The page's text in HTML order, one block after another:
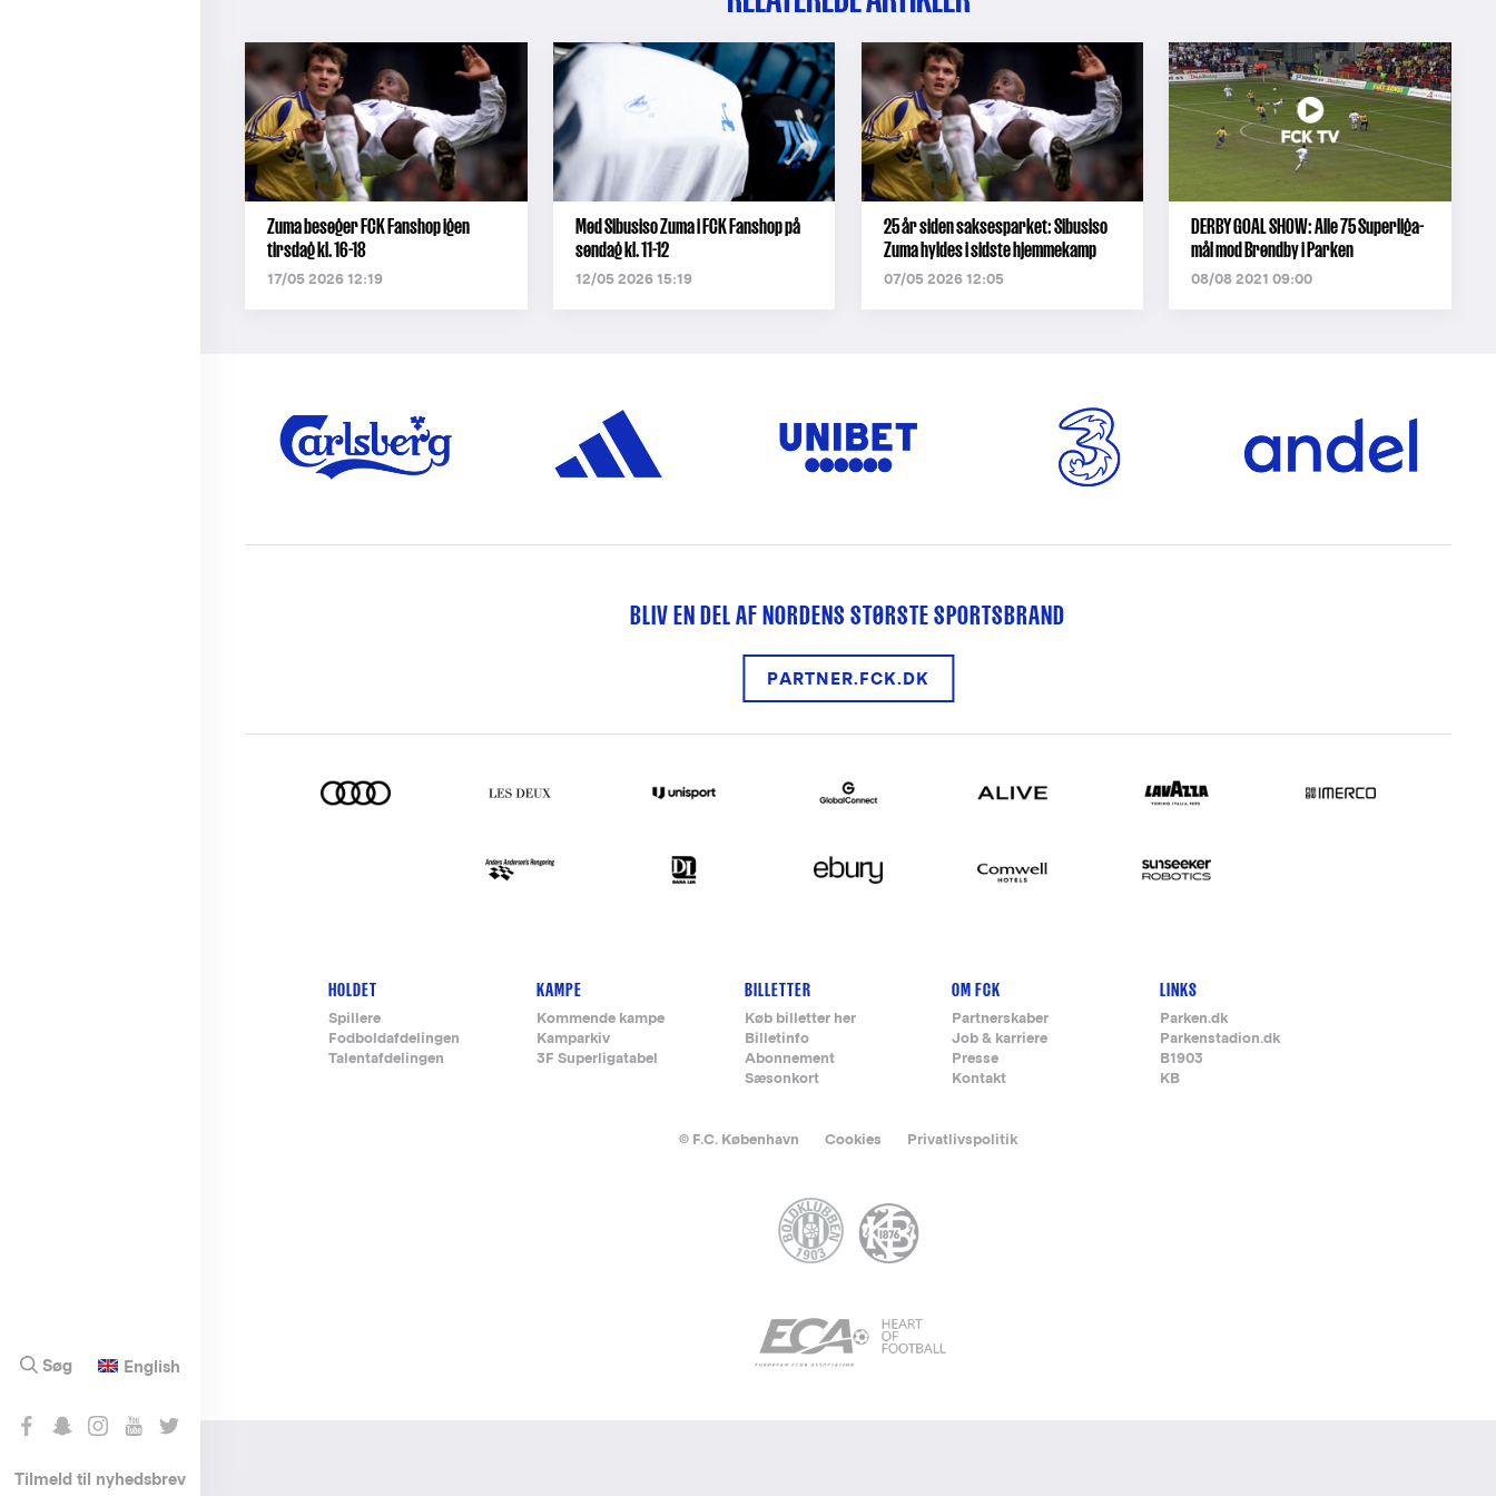
English
Tilmeld til nyhedsbrev
Søg
Zuma besøger FCK Fanshop igen
tirsdag kl. 16-18
17/05 2026 12:19
Mød Sibusiso Zuma i FCK Fanshop på
søndag kl. 11-12
12/05 2026 15:19
25 år siden saksesparket: Sibusiso
Zuma hyldes i sidste hjemmekamp
07/05 2026 12:05
DERBY GOAL SHOW: Alle 75 Superliga-
mål mod Brøndby i Parken
08/08 2021 09:00
BLIV EN DEL AF NORDENS STØRSTE SPORTSBRAND
PARTNER.FCK.DK
Footer-
menu
HOLDET
Spillere
Fodboldafdelingen
Talentafdelingen
KAMPE
Kommende kampe
Kamparkiv
3F Superligatabel
BILLETTER
Køb billetter her
Billetinfo
Abonnement
Sæsonkort
OM FCK
Partnerskaber
Job & karriere
Presse
Kontakt
LINKS
Parken.dk
Parkenstadion.dk
B1903
KB
© F.C. København Cookies Privatlivspolitik